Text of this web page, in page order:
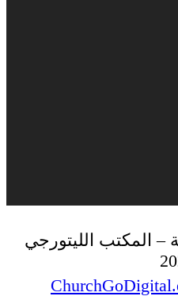
المكتب الليتورجي